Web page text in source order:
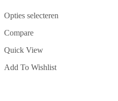
van 5
Opties selecteren
product
meerdere
Deze
Compare
Quick View
Add To Wishlist